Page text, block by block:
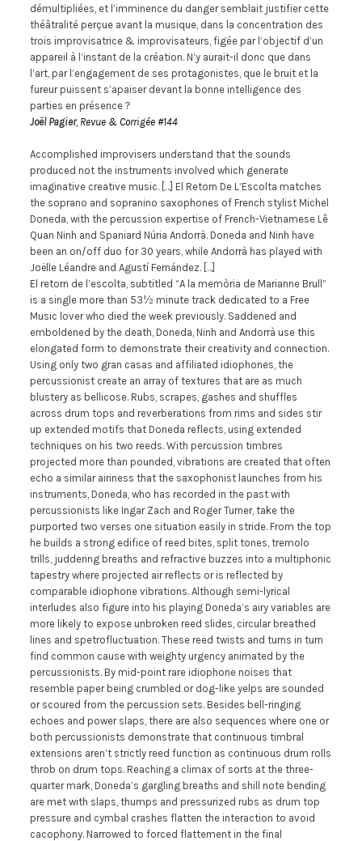
démultipliées, et l’imminence du danger semblait justifier cette
théâtralité perçue avant la musique, dans la concentration des
trois improvisatrice & improvisateurs, figée par l’objectif d’un
appareil à l’instant de la création. N’y aurait-il donc que dans
l’art, par l’engagement de ses protagonistes, que le bruit et la
fureur puissent s’apaiser devant la bonne intelligence des
parties en présence ?
Joël Pagier, Revue & Corrigée #144
Accomplished improvisers understand that the sounds
produced not the instruments involved which generate
imaginative creative music. […] El Retorn De L’Escolta matches
the soprano and sopranino saxophones of French stylist Michel
Doneda, with the percussion expertise of French-Vietnamese Lê
Quan Ninh and Spaniard Núria Andorrà. Doneda and Ninh have
been an on/off duo for 30 years, while Andorrà has played with
Joëlle Léandre and Agustí Fernández. […]
El retorn de l’escolta, subtitled “A la memòria de Marianne Brull”
is a single more than 53½ minute track dedicated to a Free
Music lover who died the week previously. Saddened and
emboldened by the death, Doneda, Ninh and Andorrà use this
elongated form to demonstrate their creativity and connection.
Using only two gran casas and affiliated idiophones, the
percussionist create an array of textures that are as much
blustery as bellicose. Rubs, scrapes, gashes and shuffles
across drum tops and reverberations from rims and sides stir
up extended motifs that Doneda reflects, using extended
techniques on his two reeds. With percussion timbres
projected more than pounded, vibrations are created that often
echo a similar airiness that the saxophonist launches from his
instruments, Doneda, who has recorded in the past with
percussionists like Ingar Zach and Roger Turner, take the
purported two verses one situation easily in stride. From the top
he builds a strong edifice of reed bites, split tones, tremolo
trills, juddering breaths and refractive buzzes into a multiphonic
tapestry where projected air reflects or is reflected by
comparable idiophone vibrations. Although semi-lyrical
interludes also figure into his playing Doneda’s airy variables are
more likely to expose unbroken reed slides, circular breathed
lines and spetrofluctuation. These reed twists and turns in turn
find common cause with weighty urgency animated by the
percussionists. By mid-point rare idiophone noises that
resemble paper being crumbled or dog-like yelps are sounded
or scoured from the percussion sets. Besides bell-ringing
echoes and power slaps, there are also sequences where one or
both percussionists demonstrate that continuous timbral
extensions aren’t strictly reed function as continuous drum rolls
throb on drum tops. Reaching a climax of sorts at the three-
quarter mark, Doneda’s gargling breaths and shill note bending
are met with slaps, thumps and pressurized rubs as drum top
pressure and cymbal crashes flatten the interaction to avoid
cacophony. Narrowed to forced flattement in the final